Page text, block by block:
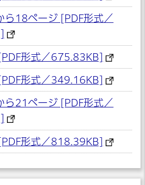
ら18ページ [PDF形式／
形式／675.83KB]
形式／349.16KB]
ら21ページ [PDF形式／
形式／818.39KB]